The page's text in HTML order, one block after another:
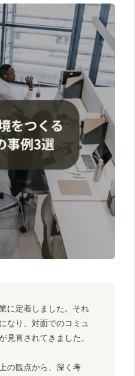
に定着しました。それ
なり、対面でのコミュ
見直されてきました。
の観点から、深く考